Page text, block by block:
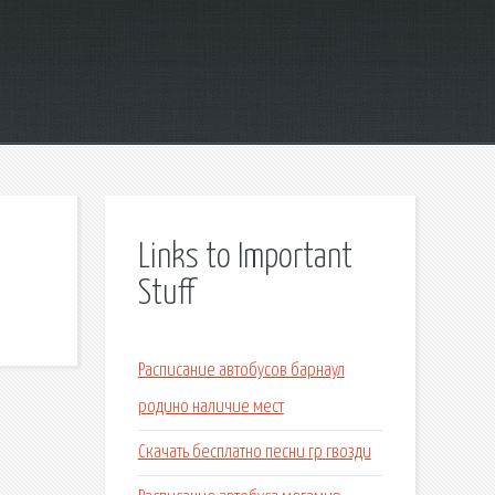
Links to Important
Stuff
Расписание автобусов барнаул
родино наличие мест
Скачать бесплатно песни гр гвозди